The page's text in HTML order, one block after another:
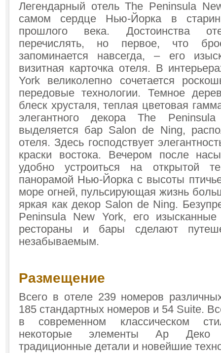
Легендарный отель The Peninsula
самом сердце Нью-Йорка в
прошлого века. Достоинства
перечислять, но первое, что
запоминается навсегда, – его
визитная карточка отеля. В
York великолепно сочетается
передовые технологии. Темное
блеск хрусталя, теплая цветовая
элегантного декора The
выделяется бар Salon de Ning,
отеля. Здесь господствует
краски востока. Вечером после
удобно устроиться на открытой
панорамой Нью-Йорка с высоты
море огней, пульсирующая жизнь
яркая как декор Salon de Ning.
Peninsula New York, его
рестораны и бары сделают
незабываемым.
Размещение
Всего в отеле 239 номеров
185 стандартных номеров и 54 Suite.
в современном классическом
некоторые элементы Ар
традиционные детали и новейшие